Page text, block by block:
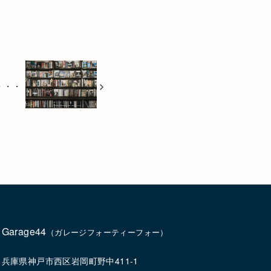
・
Garage44 （ガレージフォーティーフォー）
兵庫県神戸市西区岩岡町野中411-1